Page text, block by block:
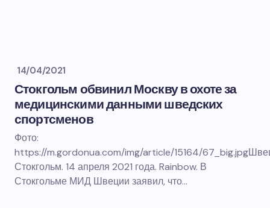
14/04/2021
Стокгольм обвинил Москву в охоте за
медицинскими данными шведских
спортсменов
Фото:
https://m.gordonua.com/img/article/15164/
Стокгольм. 14 апреля 2021 года. Rainbow. В
Стокгольме МИД Швеции заявил, что…